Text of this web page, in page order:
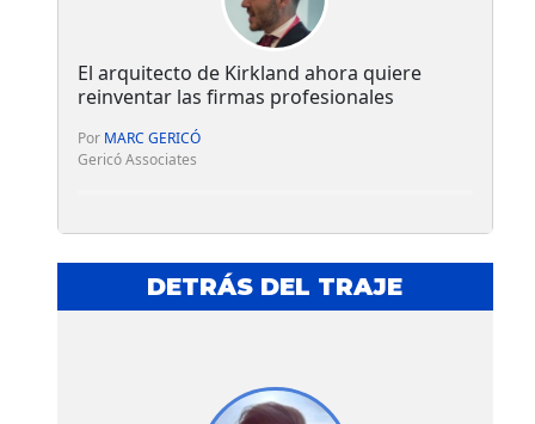
El arquitecto de Kirkland ahora quiere
reinventar las firmas profesionales
Por MARC GERICÓ
Gericó Associates
DETRÁS DEL TRAJE